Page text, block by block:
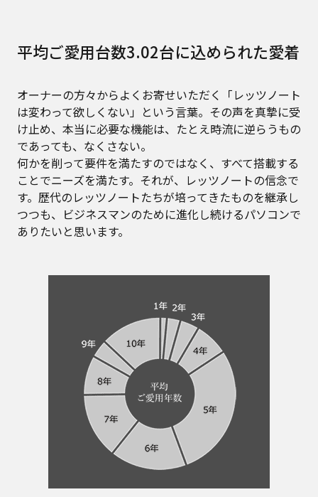
平均ご愛用台数3.02台に込められた愛着
オーナーの方々からよくお寄せいただく「レッツノート
は変わって欲しくない」という言葉。その声を真摯に受
け止め、本当に必要な機能は、たとえ時流に逆らうもの
であっても、なくさない。
何かを削って要件を満たすのではなく、すべて搭載する
ことでニーズを満たす。それが、レッツノートの信念で
す。歴代のレッツノートたちが培ってきたものを継承し
つつも、ビジネスマンのために進化し続けるパソコンで
ありたいと思います。